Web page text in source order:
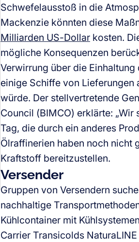
Schwefelausstoß in die
Mackenzie könnten diese
Milliarden US-Dollar kosten.
mögliche Konsequenzen
Verwirrung über die
einige Schiffe von Lieferungen
würde. Der stellvertretende
Council (BIMCO) erklärte:
Tag, die durch ein anderes
Ölraffinerien haben noch nicht
Kraftstoff bereitzustellen.
Versender
Gruppen von Versendern
nachhaltige
Kühlcontainer mit
Carrier Transicolds